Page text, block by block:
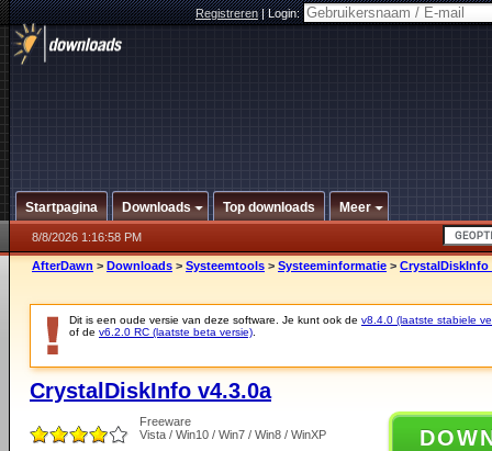
Registreren|Login:
Startpagina Downloads Top downloads Meer
8/8/2026 1:16:58 PM
AfterDawn > Downloads > Systeemtools > Systeeminformatie > CrystalDiskInfo
Dit is een oude versie van deze software. Je kunt ook de v8.4.0 (laatste stabiele
of de v6.2.0 RC (laatste beta versie)
CrystalDiskInfo v4.3.0a
Freeware
Vista / Win10 / Win7 / Win8 / WinXP